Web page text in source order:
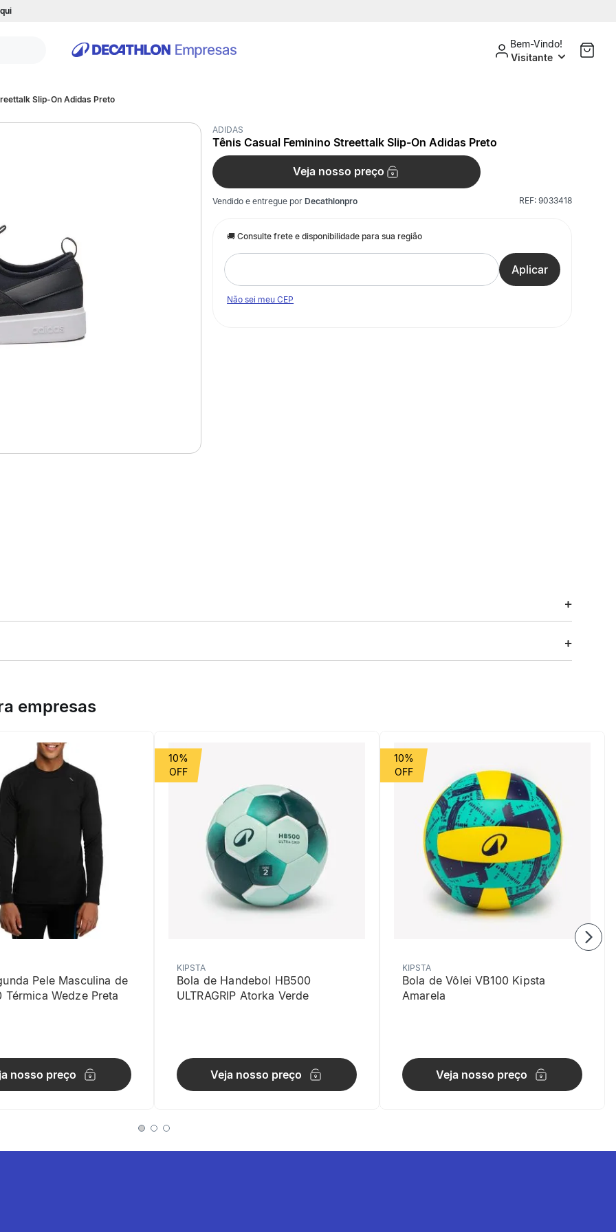
Bem-Vindo!
Visitante
Slip-On Adidas Preto
ADIDAS
Tênis Casual Feminino Streettalk Slip-On Adidas Preto
Veja nosso preço
Vendido e entregue porDecathlonpro REF: 9033418
Não sei meu CEP
cadarço permite calçá-los de forma rápida e sem esforço.
empresas
Pele Masculina de
Térmica Wedze Preta
nosso preço
KIPSTA
Bola de Handebol HB500
ULTRAGRIP Atorka Verde
10%
Veja nosso preço
KIPSTA
Bola de Vôlei VB100 Kipsta
Amarela
10%
Veja nosso preço